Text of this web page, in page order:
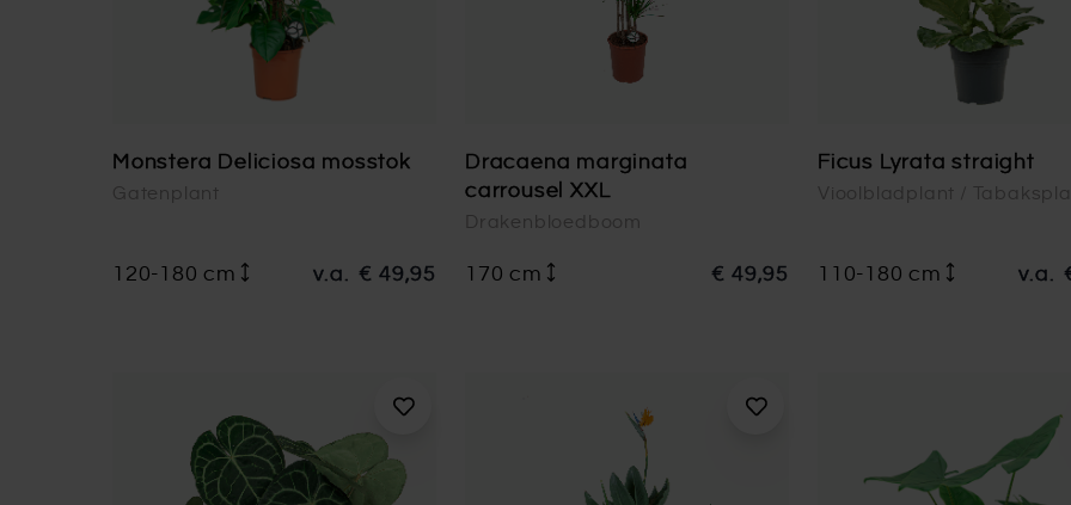
Monstera Deliciosa mosstok
Gatenplant
120-180 cm v.a. € 49,95
Dracaena marginata
carrousel XXL
Drakenbloedboom
170 cm € 49,95
Ficus Lyrata straight
Vioolbladplant /
110-180 cm v.a.